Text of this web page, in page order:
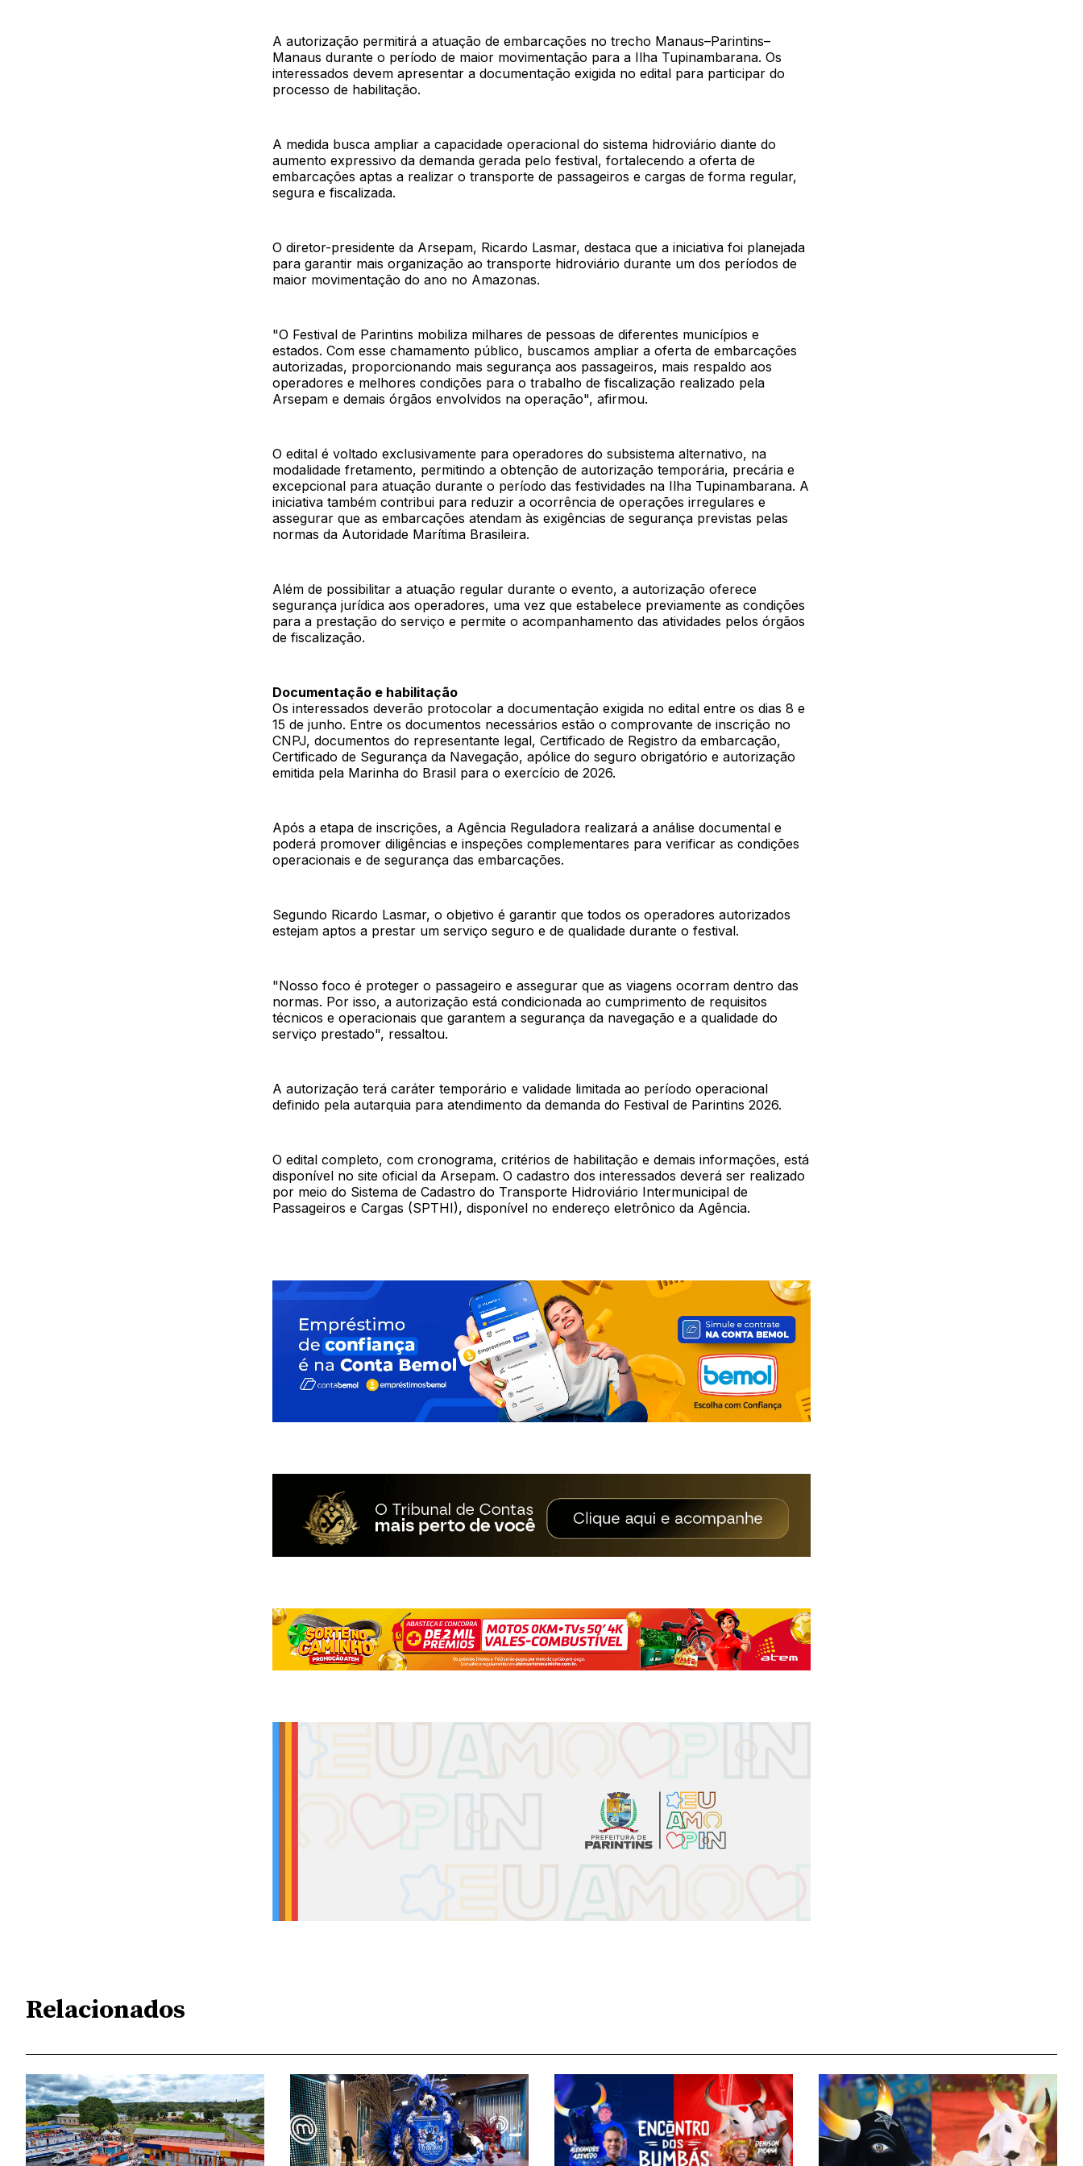
A autorização permitirá a atuação de embarcações no trecho Manaus–Parintins–
Manaus durante o período de maior movimentação para a Ilha Tupinambarana. Os
interessados devem apresentar a documentação exigida no edital para participar do
processo de habilitação.
A medida busca ampliar a capacidade operacional do sistema hidroviário diante do
aumento expressivo da demanda gerada pelo festival, fortalecendo a oferta de
embarcações aptas a realizar o transporte de passageiros e cargas de forma regular,
segura e fiscalizada.
O diretor-presidente da Arsepam, Ricardo Lasmar, destaca que a iniciativa foi planejada
para garantir mais organização ao transporte hidroviário durante um dos períodos de
maior movimentação do ano no Amazonas.
"O Festival de Parintins mobiliza milhares de pessoas de diferentes municípios e
estados. Com esse chamamento público, buscamos ampliar a oferta de embarcações
autorizadas, proporcionando mais segurança aos passageiros, mais respaldo aos
operadores e melhores condições para o trabalho de fiscalização realizado pela
Arsepam e demais órgãos envolvidos na operação", afirmou.
O edital é voltado exclusivamente para operadores do subsistema alternativo, na
modalidade fretamento, permitindo a obtenção de autorização temporária, precária e
excepcional para atuação durante o período das festividades na Ilha Tupinambarana. A
iniciativa também contribui para reduzir a ocorrência de operações irregulares e
assegurar que as embarcações atendam às exigências de segurança previstas pelas
normas da Autoridade Marítima Brasileira.
Além de possibilitar a atuação regular durante o evento, a autorização oferece
segurança jurídica aos operadores, uma vez que estabelece previamente as condições
para a prestação do serviço e permite o acompanhamento das atividades pelos órgãos
de fiscalização.
Documentação e habilitação
Os interessados deverão protocolar a documentação exigida no edital entre os dias 8 e
15 de junho. Entre os documentos necessários estão o comprovante de inscrição no
CNPJ, documentos do representante legal, Certificado de Registro da embarcação,
Certificado de Segurança da Navegação, apólice do seguro obrigatório e autorização
emitida pela Marinha do Brasil para o exercício de 2026.
Após a etapa de inscrições, a Agência Reguladora realizará a análise documental e
poderá promover diligências e inspeções complementares para verificar as condições
operacionais e de segurança das embarcações.
Segundo Ricardo Lasmar, o objetivo é garantir que todos os operadores autorizados
estejam aptos a prestar um serviço seguro e de qualidade durante o festival.
"Nosso foco é proteger o passageiro e assegurar que as viagens ocorram dentro das
normas. Por isso, a autorização está condicionada ao cumprimento de requisitos
técnicos e operacionais que garantem a segurança da navegação e a qualidade do
serviço prestado", ressaltou.
A autorização terá caráter temporário e validade limitada ao período operacional
definido pela autarquia para atendimento da demanda do Festival de Parintins 2026.
O edital completo, com cronograma, critérios de habilitação e demais informações, está
disponível no site oficial da Arsepam. O cadastro dos interessados deverá ser realizado
por meio do Sistema de Cadastro do Transporte Hidroviário Intermunicipal de
Passageiros e Cargas (SPTHI), disponível no endereço eletrônico da Agência.
Relacionados